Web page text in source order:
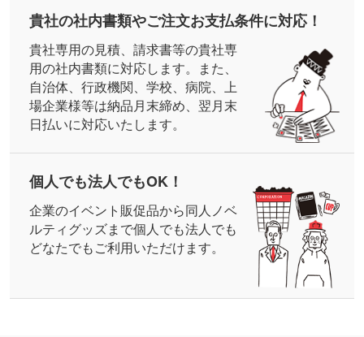
2025/04/10 センスのいい高級記念品とは？選び
方やおすすめアイテムをご紹介 新着記事アップし
ました。
特別なタイミングでお祝いや感謝の気持ちを込めて
贈られる高級記念品。センスがいいと喜ばれる商品
の選び方とともに、おすすめのアイテムもご紹介し
ます。ノベルティコラム「ほしい!ノベルティラボ」
で公開中です。
2025/04/10 販売促進費とは？初心者向け解説と
仕訳方法 新着記事アップしました。
ノベルティを制作したとき、経費の勘定科目に迷っ
たことはありませんか？この記事では販売促進費の
基本的な知識と類似の科目との違い、正しい仕分け
方法をご紹介。ノベルティコラム「ほしい!ノベルテ
貴社の社内書類やご注文お支払条件に対応！
貴社専用の見積、請求書等の貴社専
用の社内書類に対応します。また、
自治体、行政機関、学校、病院、上
場企業様等は納品月末締め、翌月末
日払いに対応いたします。
個人でも法人でもOK！
企業のイベント販促品から同人ノベ
ルティグッズまで個人でも法人でも
どなたでもご利用いただけます。